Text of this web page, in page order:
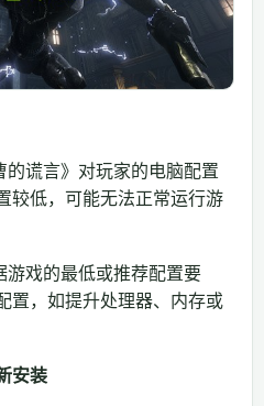
谎言》对玩家的电脑配置
较低，可能无法正常运行游
戏的最低或推荐配置要
置，如提升处理器、内存或
安装